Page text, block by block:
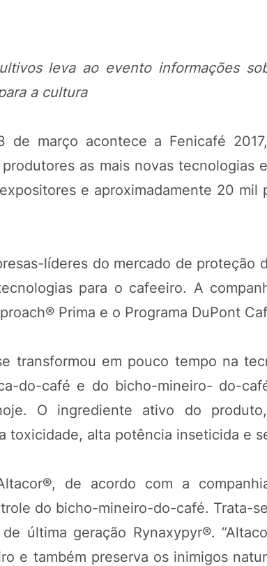
leva ao evento informações
a cultura
março acontece a Fenicafé
as mais novas tecnologias
e aproximadamente 20 mil
líderes do mercado de proteção
para o cafeeiro. A
Prima e o Programa DuPont
transformou em pouco tempo na
do-café e do bicho-mineiro- do-
O ingrediente ativo do
toxicidade, alta potência inseticida e
de acordo com a
do bicho-mineiro-do-café. Trata-
última geração Rynaxypyr®.
e também preserva os inimigos